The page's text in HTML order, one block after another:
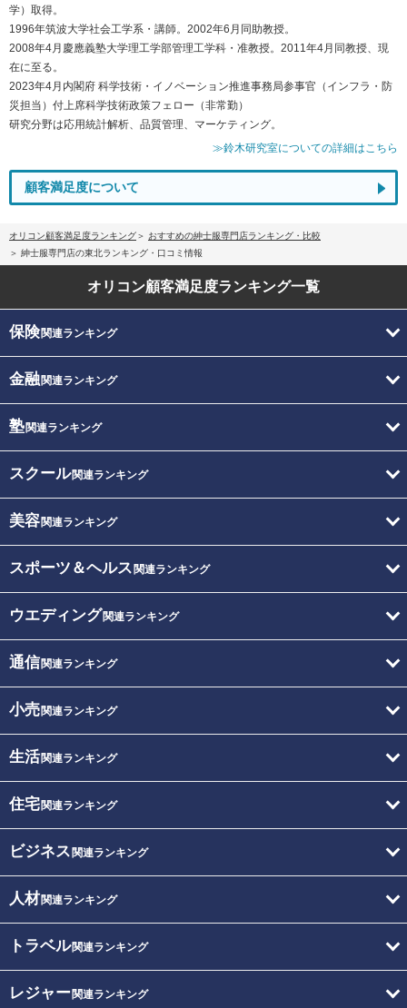
学）取得。
1996年筑波大学社会工学系・講師。2002年6月同助教授。
2008年4月慶應義塾大学理工学部管理工学科・准教授。2011年4月同教授、現
在に至る。
2023年4月内閣府 科学技術・イノベーション推進事務局参事官（インフラ・防
災担当）付上席科学技術政策フェロー（非常勤）
研究分野は応用統計解析、品質管理、マーケティング。
≫鈴木研究室についての詳細はこちら
顧客満足度について
オリコン顧客満足度ランキング
おすすめの紳士服専門店ランキング・比較
紳士服専門店の東北ランキング・口コミ情報
オリコン顧客満足度ランキング一覧
保険関連ランキング
金融関連ランキング
塾関連ランキング
スクール関連ランキング
美容関連ランキング
スポーツ＆ヘルス 関連ランキング
ウエディング関連ランキング
通信関連ランキング
小売関連ランキング
生活関連ランキング
住宅関連ランキング
ビジネス 関連ランキング
人材関連ランキング
トラベル関連ランキング
レジャー関連ランキング